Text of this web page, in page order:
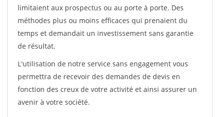
limitaient aux prospectus ou au porte à porte. Des
méthodes plus ou moins efficaces qui prenaient du
temps et demandait un investissement sans garantie
de résultat.
L'utilisation de notre service sans engagement vous
permettra de recevoir des demandes de devis en
fonction des creux de votre activité et ainsi assurer un
avenir à votre société.